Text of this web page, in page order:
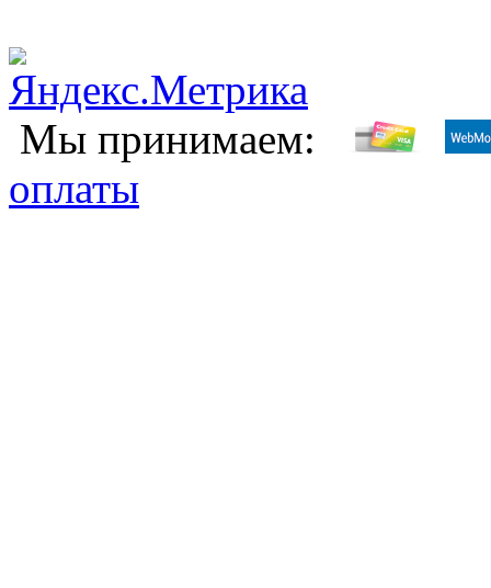
Мы принимаем:
оплаты